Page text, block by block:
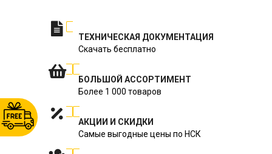
ТЕХНИЧЕСКАЯ ДОКУМЕНТАЦИЯ
Скачать бесплатно
БОЛЬШОЙ АССОРТИМЕНТ
Более 1 000 товаров
АКЦИИ И СКИДКИ
Самые выгодные цены по НСК